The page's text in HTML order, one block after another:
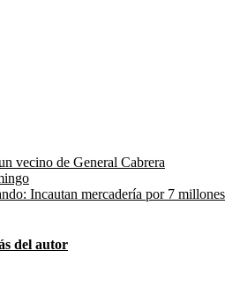
vecino de General Cabrera
Incautan mercadería por 7 millones
del autor